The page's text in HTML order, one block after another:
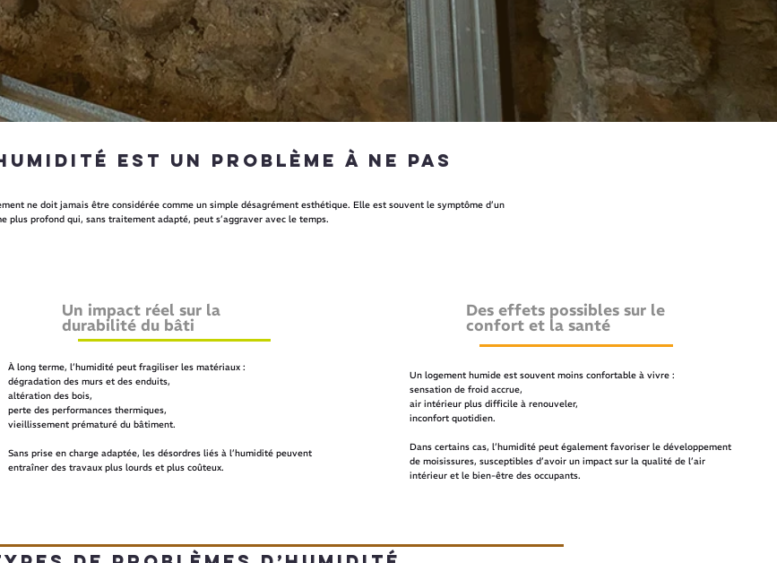
est un problème à ne pas
ne doit jamais être considérée comme un simple désagrément esthétique. Elle est souvent le symptôme d’un
plus profond qui, sans traitement adapté, peut s’aggraver avec le temps.
Un impact réel sur la
durabilité du bâti
À long terme, l’humidité peut fragiliser les matériaux :
dégradation des murs et des enduits,
altération des bois,
perte des performances thermiques,
vieillissement prématuré du bâtiment.
Sans prise en charge adaptée, les désordres liés à l’humidité peuvent
entraîner des travaux plus lourds et plus coûteux.
Des effets possibles sur le
confort et la santé
Un logement humide est souvent moins confortable à vivre :
sensation de froid accrue,
air intérieur plus difficile à renouveler,
inconfort quotidien.
Dans certains cas, l’humidité peut également favoriser le développement
de moisissures, susceptibles d’avoir un impact sur la qualité de l’air
intérieur et le bien-être des occupants.